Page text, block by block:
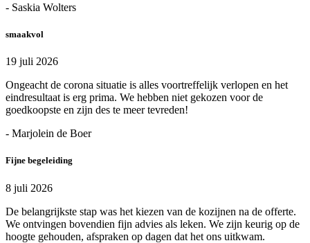
- Saskia Wolters
smaakvol
19 juli 2026
Ongeacht de corona situatie is alles voortreffelijk verlopen en het
eindresultaat is erg prima. We hebben niet gekozen voor de
goedkoopste en zijn des te meer tevreden!
- Marjolein de Boer
Fijne begeleiding
8 juli 2026
De belangrijkste stap was het kiezen van de kozijnen na de offerte.
We ontvingen bovendien fijn advies als leken. We zijn keurig op de
hoogte gehouden, afspraken op dagen dat het ons uitkwam.